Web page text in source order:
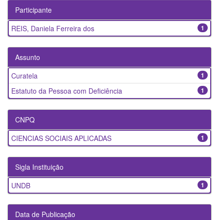
Participante
1
REIS, Daniela Ferreira dos
Assunto
1
Curatela
1
Estatuto da Pessoa com Deficiência
CNPQ
1
CIENCIAS SOCIAIS APLICADAS
Sigla Instituição
1
UNDB
Data de Publicação